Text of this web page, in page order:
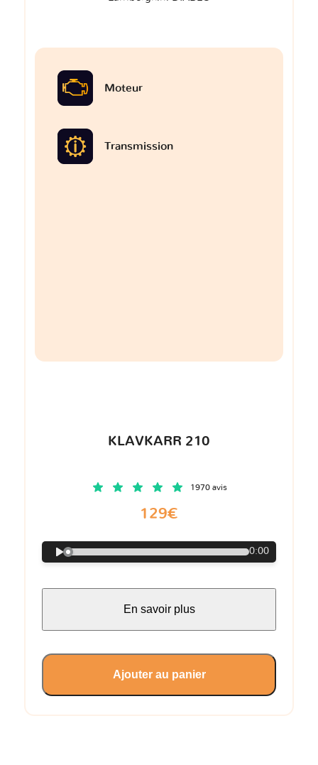
Moteur
Transmission
KLAVKARR 210
1970 avis
129€
0:00
En savoir plus
Ajouter au panier